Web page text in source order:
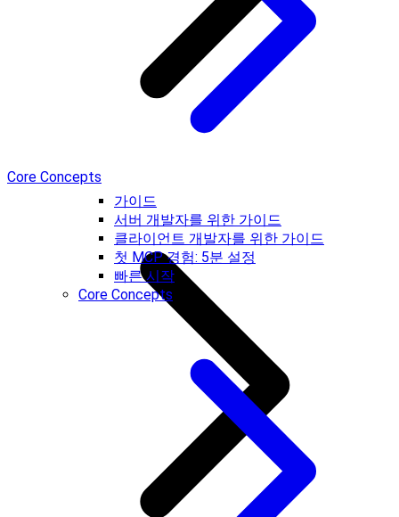
가이드
서버 개발자를 위한 가이드
클라이언트 개발자를 위한 가이드
첫 MCP 경험: 5분 설정
빠른 시작
Core Concepts
Core Concepts